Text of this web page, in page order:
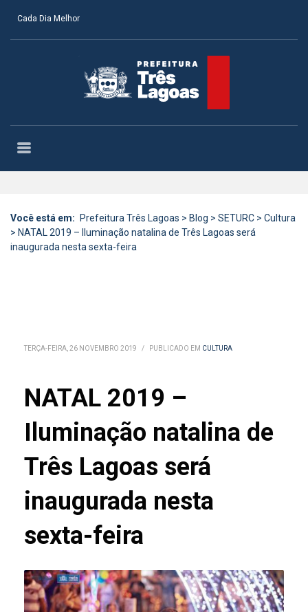
Cada Dia Melhor
Você está em: Prefeitura Três Lagoas > Blog > SETURC > Cultura
> NATAL 2019 – Iluminação natalina de Três Lagoas será
inaugurada nesta sexta-feira
TERÇA-FEIRA, 26 NOVEMBRO 2019 / PUBLICADO EM CULTURA
NATAL 2019 –
Iluminação natalina de
Três Lagoas será
inaugurada nesta
sexta-feira